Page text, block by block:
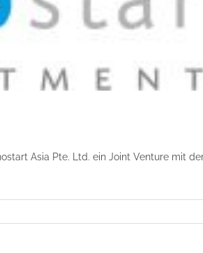
Asia Pte. Ltd. ein Joint Venture mit